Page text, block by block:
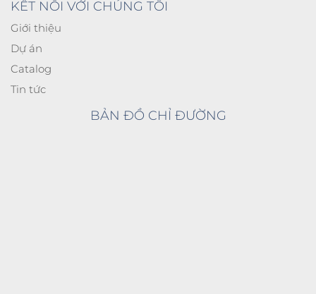
KÊT NỐI VỚI CHÚNG TÔI
Giới thiệu
Dự án
Catalog
Tin tức
BẢN ĐỒ CHỈ ĐƯỜNG